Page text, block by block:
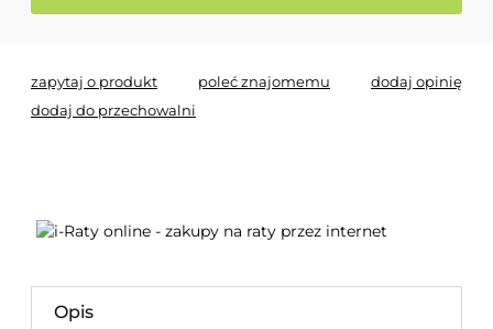
zapytaj o produkt poleć znajomemu
dodaj opinię
dodaj do przechowalni
Opis